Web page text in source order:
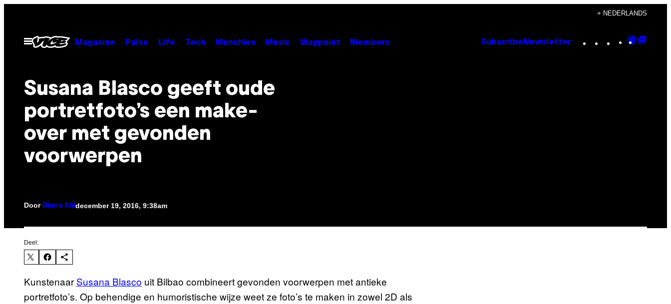
+ NEDERLANDS
Open
menu
Magazine Pulse Life Tech Munchies Music Waypoint Members Subscribe Newsletter Instagram
TikTok
YouTube
Google
Susana Blasco geeft oude
portretfoto’s een make-
over met gevonden
voorwerpen
Door Diana Shi december 19, 2016, 9:38am
Deel:
Kunstenaar Susana Blasco uit Bilbao combineert gevonden voorwerpen met antieke
portretfoto’s. Op behendige en humoristische wijze weet ze foto’s te maken in zowel 2D als